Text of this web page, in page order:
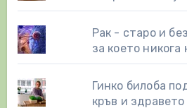
Рак - старо и
за което никога
Гинко билоба
кръв и